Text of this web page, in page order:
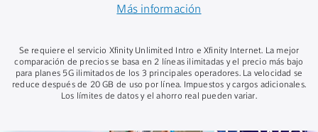
Más información
Se requiere el servicio Xfinity Unlimited Intro e Xfinity Internet. La mejor
comparación de precios se basa en 2 líneas ilimitadas y el precio más bajo
para planes 5G ilimitados de los 3 principales operadores. La velocidad se
reduce después de 20 GB de uso por línea. Impuestos y cargos adicionales.
Los límites de datos y el ahorro real pueden variar.